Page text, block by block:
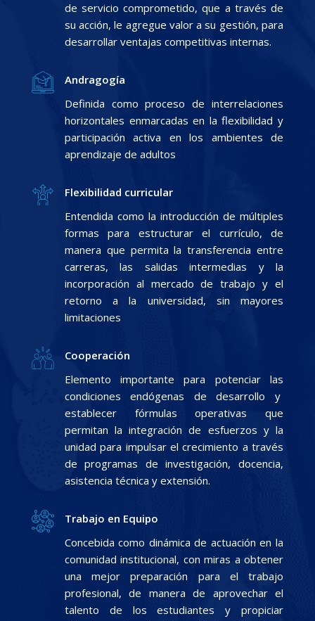
de servicio comprometido, que a través de
su acción, le agregue valor a su gestión, para
desarrollar ventajas competitivas internas.
Andragogía
Definida como proceso de interrelaciones
horizontales enmarcadas en la flexibilidad y
participación activa en los ambientes de
aprendizaje de adultos
Flexibilidad curricular
Entendida como la introducción de múltiples
formas para estructurar el currículo, de
manera que permita la transferencia entre
carreras, las salidas intermedias y la
incorporación al mercado de trabajo y el
retorno a la universidad, sin mayores
limitaciones
Cooperación
Elemento importante para potenciar las
condiciones endógenas de desarrollo y
establecer fórmulas operativas que
permitan la integración de esfuerzos y la
unidad para impulsar el crecimiento a través
de programas de investigación, docencia,
asistencia técnica y extensión.
Trabajo en Equipo
Concebida como dinámica de actuación en la
comunidad institucional, con miras a obtener
una mejor preparación para el trabajo
profesional, de manera de aprovechar el
talento de los estudiantes y propiciar